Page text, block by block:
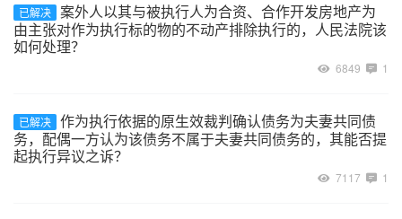
已解决 案外人以其与被执行人为合资、合作开发房地产为
由主张对作为执行标的物的不动产排除执行的，人民法院该
如何处理？
6849 1
已解决 作为执行依据的原生效裁判确认债务为夫妻共同债
务，配偶一方认为该债务不属于夫妻共同债务的，其能否提
起执行异议之诉？
7117 1